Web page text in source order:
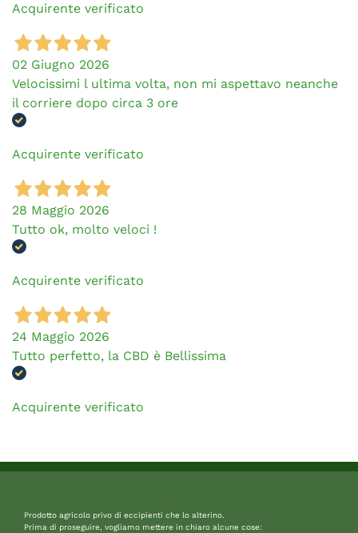
Acquirente verificato
02 Giugno 2026
Velocissimi l ultima volta, non mi aspettavo neanche
il corriere dopo circa 3 ore
Acquirente verificato
28 Maggio 2026
Tutto ok, molto veloci !
Acquirente verificato
24 Maggio 2026
Tutto perfetto, la CBD è Bellissima
Acquirente verificato
Prodotto agricolo privo di eccipienti che lo alterino.
Prima di proseguire, vogliamo mettere in chiaro alcune cose: